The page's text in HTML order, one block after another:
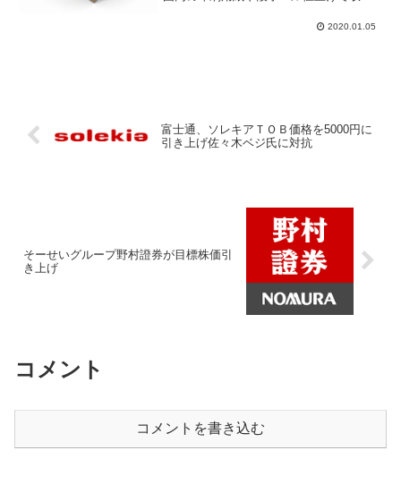
増益率は鈍化すると予想。パルプ価格は
2020.01.05
富士通、ソレキアＴＯＢ価格を5000円に
引き上げ佐々木ベジ氏に対抗
そーせいグループ野村證券が目標株価引
き上げ
コメント
コメントを書き込む